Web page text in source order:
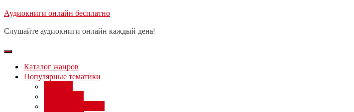
Перейти
содержимому
Аудиокниги онлайн бесплатно
Слушайте аудиокниги онлайн каждый день!
Каталог жанров
Популярные тематики